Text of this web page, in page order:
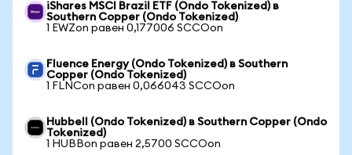
iShares MSCI Brazil ETF (Ondo Tokenized) в
Southern Copper (Ondo Tokenized)
1 EWZon равен 0,177006 SCCOon
Fluence Energy (Ondo Tokenized) в Southern
Copper (Ondo Tokenized)
1 FLNCon равен 0,066043 SCCOon
Hubbell (Ondo Tokenized) в Southern Copper (Ondo
Tokenized)
1 HUBBon равен 2,5700 SCCOon